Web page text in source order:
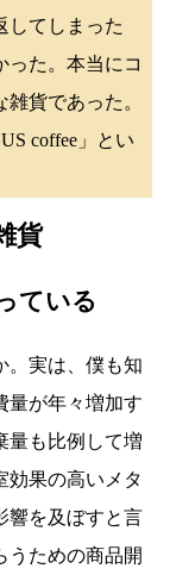
してしまった
った。本当にコ
貨であった。
coffee」とい
貨
ている
実は、僕も知
量が年々増加す
量も比例して増
効果の高いメタ
響を及ぼすと言
うための商品開